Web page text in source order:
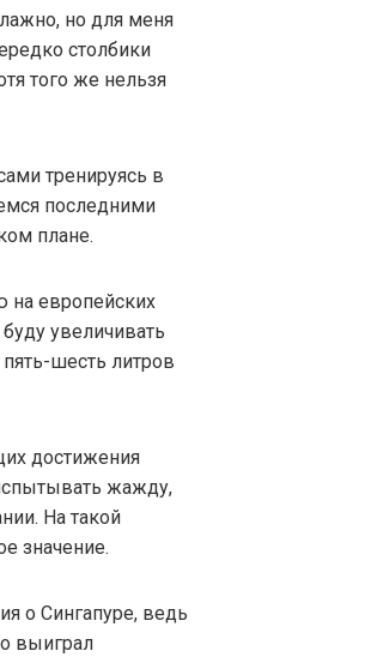
но для меня
столбики
того же нельзя
тренируясь в
последними
плане.
на европейских
увеличивать
шесть литров
достижения
жажду,
На такой
значение.
о Сингапуре, ведь
выиграл